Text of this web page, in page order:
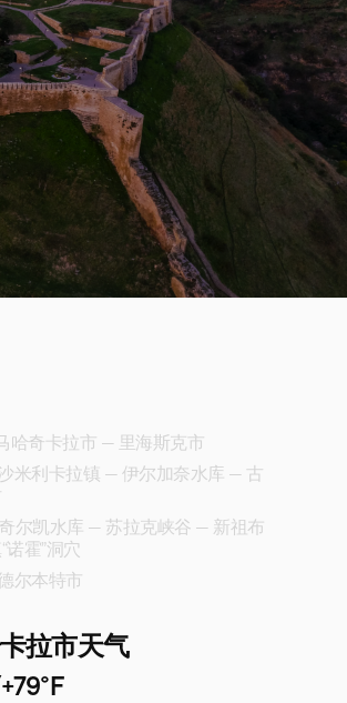
哈奇卡拉市 — 里海斯克市
米利卡拉镇 — 伊尔加奈水库 — 古
尔凯水库 — 苏拉克峡谷 — 新祖布
诺霍”洞穴
尔本特市
拉市天气